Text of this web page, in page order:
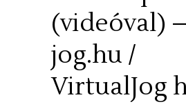
(videóval)
jog.hu /
VirtualJog